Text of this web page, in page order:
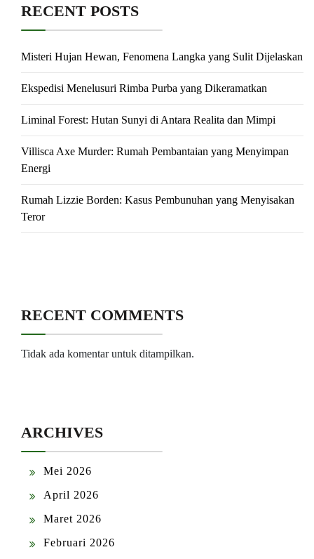
RECENT POSTS
Misteri Hujan Hewan, Fenomena Langka yang Sulit Dijelaskan
Ekspedisi Menelusuri Rimba Purba yang Dikeramatkan
Liminal Forest: Hutan Sunyi di Antara Realita dan Mimpi
Villisca Axe Murder: Rumah Pembantaian yang Menyimpan
Energi
Rumah Lizzie Borden: Kasus Pembunuhan yang Menyisakan
Teror
RECENT COMMENTS
Tidak ada komentar untuk ditampilkan.
ARCHIVES
Mei 2026
April 2026
Maret 2026
Februari 2026